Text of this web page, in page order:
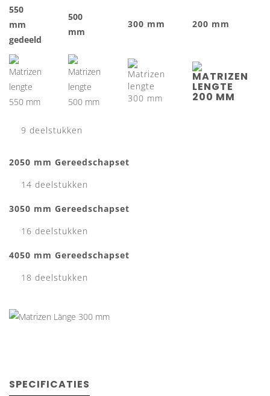
550
mm
gedeeld
500
mm
300 mm 200 mm
9 deelstukken
2050 mm Gereedschapset
14 deelstukken
3050 mm Gereedschapset
16 deelstukken
4050 mm Gereedschapset
18 deelstukken
SPECIFICATIES